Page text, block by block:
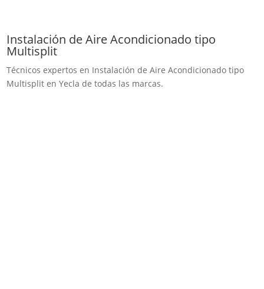
Instalación de Aire Acondicionado tipo
Multisplit
Técnicos expertos en Instalación de Aire Acondicionado tipo
Multisplit en Yecla de todas las marcas.